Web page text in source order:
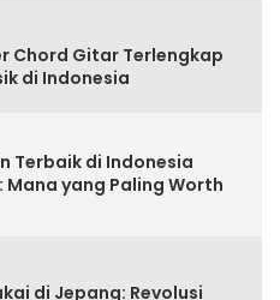
Chord Gitar Terlengkap
di Indonesia
Terbaik di Indonesia
Mana yang Paling Worth
di Jepang: Revolusi